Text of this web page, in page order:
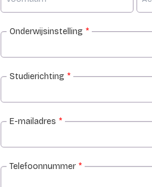
Onderwijsinstelling *
Studierichting *
E-mailadres *
Telefoonnummer *